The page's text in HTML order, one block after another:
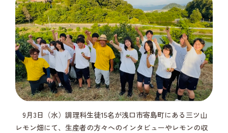
9月3日（水）調理科生徒15名が浅口市寄島町にある三ツ山
レモン畑にて、生産者の方々へのインタビューやレモンの収